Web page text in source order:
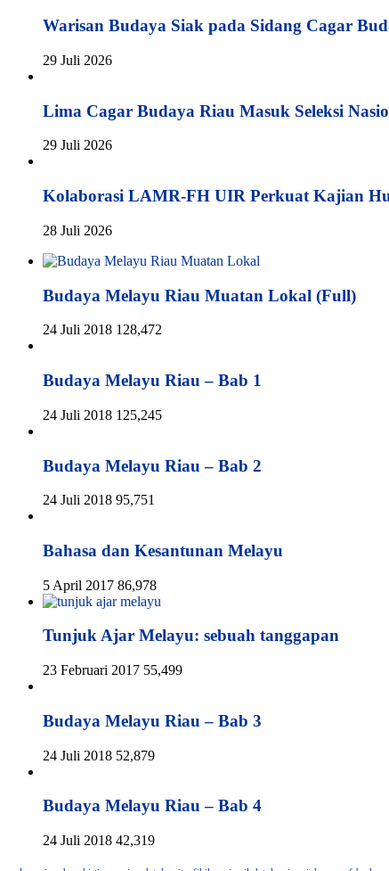
Warisan Budaya Siak pada Sidang Cagar
29 Juli 2026
Lima Cagar Budaya Riau Masuk Seleksi
29 Juli 2026
Kolaborasi LAMR-FH UIR Perkuat Kajian
28 Juli 2026
Budaya Melayu Riau Muatan Lokal (Full)
24 Juli 2018 128,472
Budaya Melayu Riau – Bab 1
24 Juli 2018 125,245
Budaya Melayu Riau – Bab 2
24 Juli 2018 95,751
Bahasa dan Kesantunan Melayu
5 April 2017 86,978
Tunjuk Ajar Melayu: sebuah tanggapan
23 Februari 2017 55,499
Budaya Melayu Riau – Bab 3
24 Juli 2018 52,879
Budaya Melayu Riau – Bab 4
24 Juli 2018 42,319